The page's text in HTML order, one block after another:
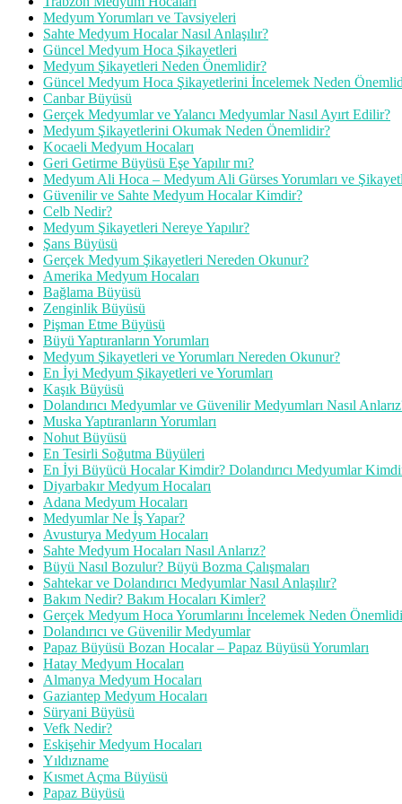
Medyum Yorumları ve Tavsiyeleri
Sahte Medyum Hocalar Nasıl Anlaşılır?
Güncel Medyum Hoca Şikayetleri
Medyum Şikayetleri Neden Önemlidir?
Güncel Medyum Hoca Şikayetlerini İncelemek Neden
Canbar Büyüsü
Gerçek Medyumlar ve Yalancı Medyumlar Nasıl Ayırt Edilir?
Medyum Şikayetlerini Okumak Neden Önemlidir?
Kocaeli Medyum Hocaları
Geri Getirme Büyüsü Eşe Yapılır mı?
Medyum Ali Hoca – Medyum Ali Gürses Yorumları ve
Güvenilir ve Sahte Medyum Hocalar Kimdir?
Celb Nedir?
Medyum Şikayetleri Nereye Yapılır?
Şans Büyüsü
Gerçek Medyum Şikayetleri Nereden Okunur?
Amerika Medyum Hocaları
Bağlama Büyüsü
Zenginlik Büyüsü
Pişman Etme Büyüsü
Büyü Yaptıranların Yorumları
Medyum Şikayetleri ve Yorumları Nereden Okunur?
En İyi Medyum Şikayetleri ve Yorumları
Kaşık Büyüsü
Dolandırıcı Medyumlar ve Güvenilir Medyumları Nasıl
Muska Yaptıranların Yorumları
Nohut Büyüsü
En Tesirli Soğutma Büyüleri
En İyi Büyücü Hocalar Kimdir? Dolandırıcı Medyumlar
Diyarbakır Medyum Hocaları
Adana Medyum Hocaları
Medyumlar Ne İş Yapar?
Avusturya Medyum Hocaları
Sahte Medyum Hocaları Nasıl Anlarız?
Büyü Nasıl Bozulur? Büyü Bozma Çalışmaları
Sahtekar ve Dolandırıcı Medyumlar Nasıl Anlaşılır?
Bakım Nedir? Bakım Hocaları Kimler?
Gerçek Medyum Hoca Yorumlarını İncelemek Neden
Dolandırıcı ve Güvenilir Medyumlar
Papaz Büyüsü Bozan Hocalar – Papaz Büyüsü Yorumları
Hatay Medyum Hocaları
Almanya Medyum Hocaları
Gaziantep Medyum Hocaları
Süryani Büyüsü
Vefk Nedir?
Eskişehir Medyum Hocaları
Yıldızname
Kısmet Açma Büyüsü
Papaz Büyüsü